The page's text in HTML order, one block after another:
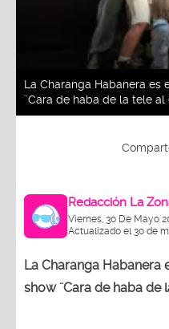
La Charanga Habanera es
¨Cara de haba de la tele al
Redacción La
Viernes, 30 De Mayo
Actualizado el 30 de
La Charanga Habanera
show ¨Cara de haba de